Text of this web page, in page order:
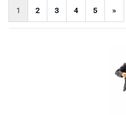
1 2 3 4 5 »